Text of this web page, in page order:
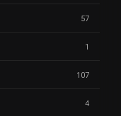
57
1
107
4